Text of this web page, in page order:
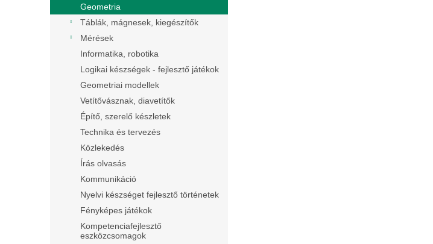
Geometria
Táblák, mágnesek, kiegészítők
Mérések
Informatika, robotika
Logikai készségek - fejlesztő játékok
Geometriai modellek
Vetítővásznak, diavetítők
Építő, szerelő készletek
Technika és tervezés
Közlekedés
Írás olvasás
Kommunikáció
Nyelvi készséget fejlesztő történetek
Fényképes játékok
Kompetenciafejlesztő
eszközcsomagok